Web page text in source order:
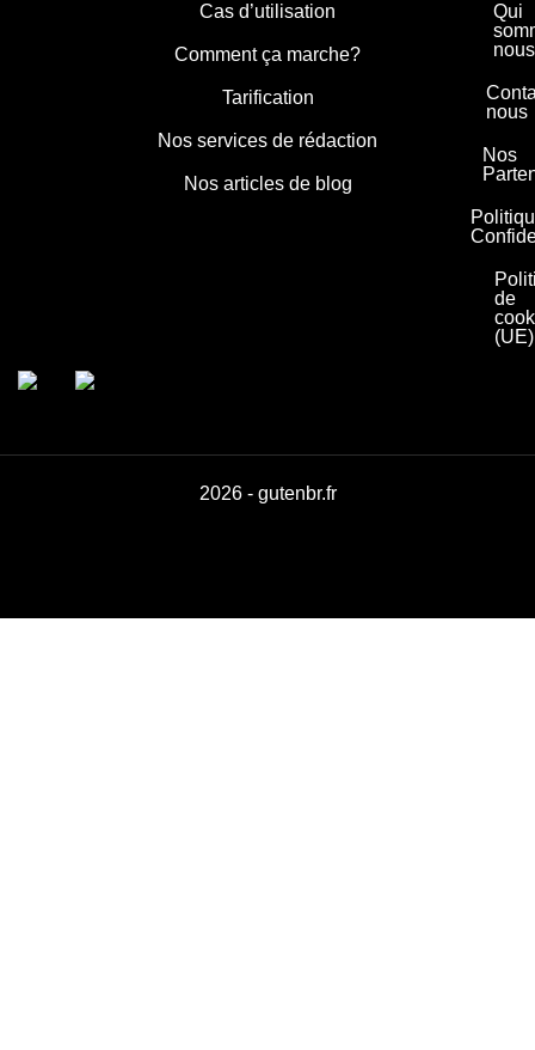
Cas d’utilisation
Comment ça marche?
Tarification
Nos services de rédaction
Nos articles de blog
Qui
nous
Nos
de
(UE)
2026 - gutenbr.fr